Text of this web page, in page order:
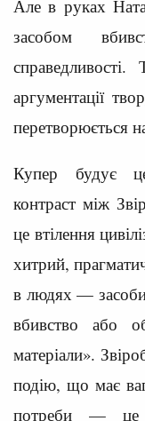
Але в руках
засобом
аргументації
перетворюється
Купер будує
контраст між
це втілення
хитрий,
в людях —
вбивство або
матеріали».
подію, що має
потреби — це